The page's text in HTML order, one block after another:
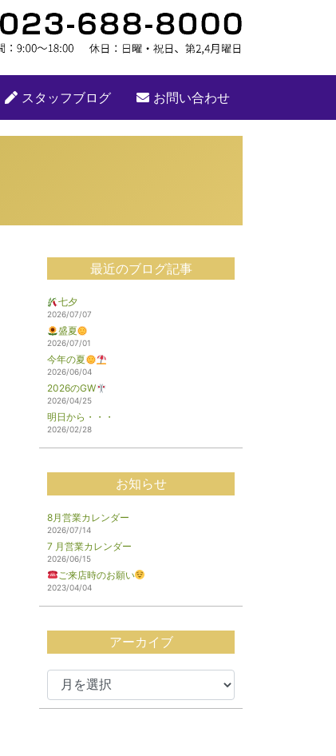
スタッフブログ お問い合わせ
最近のブログ記事
七夕
2026/07/07
盛夏
2026/07/01
今年の夏
2026/06/04
2026のGW
2026/04/25
明日から・・・
2026/02/28
お知らせ
8月営業カレンダー
2026/07/14
7 月営業カレンダー
2026/06/15
ご来店時のお願い
2023/04/04
アーカイブ